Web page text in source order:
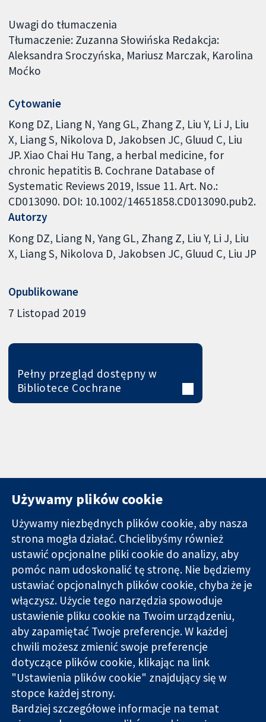
Uwagi do tłumaczenia
Tłumaczenie: Zuzanna Słowińska Redakcja:
Aleksandra Sroczyńska, Mariusz Marczak, Karolina
Moćko
Cytowanie
Kong DZ, Liang N, Yang GL, Zhang Z, Liu Y, Li J, Liu
X, Liang S, Nikolova D, Jakobsen JC, Gluud C, Liu
JP. Xiao Chai Hu Tang, a herbal medicine, for
chronic hepatitis B. Cochrane Database of
Systematic Reviews 2019, Issue 11. Art. No.:
CD013090. DOI: 10.1002/14651858.CD013090.pub2.
Autorzy
Kong DZ Liang N Yang GL Zhang Z Liu Y Li J Liu
X Liang S Nikolova D Jakobsen JC Gluud C Liu JP
Opublikowane
7 Listopad 2019
Pełny przegląd dostępny w
Bibliotece Cochrane
Wiarygodne dane
naukowe.
Świadome
decyzje.
Lepsze zdrowie.
11-13 Cavendish
Square
Londyn
W1G 0AN
Wielka Brytania
Kontakt
Nowości
Biuro
prasowe
O nas
Praca
Cochrane
Library
Cochrane Collaboration to organizacja charytatywna (nr
1045921) i spółka z ograniczoną odpowiedzialnością (nr
03044323) zarejestrowana w Anglii i Walii. Numer rejestracyjny
Używamy plików cookie
Używamy niezbędnych plików cookie, aby nasza
strona mogła działać. Chcielibyśmy również
ustawić opcjonalne pliki cookie do analizy, aby
pomóc nam udoskonalić tę stronę. Nie będziemy
ustawiać opcjonalnych plików cookie, chyba że je
włączysz. Użycie tego narzędzia spowoduje
ustawienie pliku cookie na Twoim urządzeniu,
aby zapamiętać Twoje preferencje. W każdej
chwili możesz zmienić swoje preferencje
dotyczące plików cookie, klikając na link
"Ustawienia plików cookie" znajdujący się w
stopce każdej strony.
Bardziej szczegółowe informacje na temat